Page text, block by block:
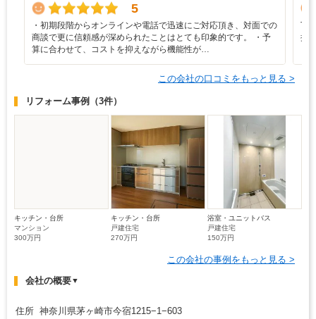
5
・初期段階からオンラインや電話で迅速にご対応頂き、対面での
商談で更に信頼感が深められたことはとても印象的です。 ・予
算に合わせて、コストを抑えながら機能性が…
丁
抜
この会社の口コミをもっと見る >
リフォーム事例 （3件）
キッチン・台所
マンション
300万円
キッチン・台所
戸建住宅
270万円
浴室・ユニットバス
戸建住宅
150万円
この会社の事例をもっと見る >
会社の概要▼
住所 神奈川県茅ヶ崎市今宿1215−1−603